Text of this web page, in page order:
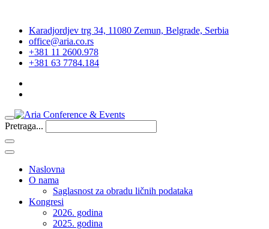
Karadjordjev trg 34, 11080 Zemun, Belgrade, Serbia
office@aria.co.rs
+381 11 2600.978
+381 63 7784.184
Pretraga...
Naslovna
O nama
Saglasnost za obradu ličnih podataka
Kongresi
2026. godina
2025. godina